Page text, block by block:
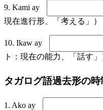
9. Kami ay
現在進行形、「考える」）
10. Ikaw ay
ト：現在の能力、「話す」
タガログ語過去形の
1. Ako ay